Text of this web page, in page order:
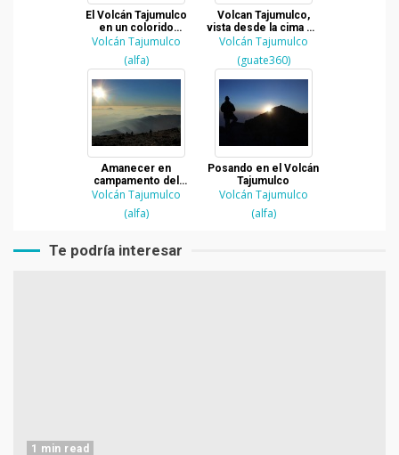
El Volcán Tajumulco
en un colorido
amanecer
Volcán Tajumulco
(alfa)
Volcan Tajumulco,
vista desde la cima en
San Marcos
Volcán Tajumulco
(guate360)
Amanecer en
campamento del
Volcán Tajumulco
Volcán Tajumulco
(alfa)
Posando en el Volcán
Tajumulco
Volcán Tajumulco
(alfa)
Te podría interesar
1 min read